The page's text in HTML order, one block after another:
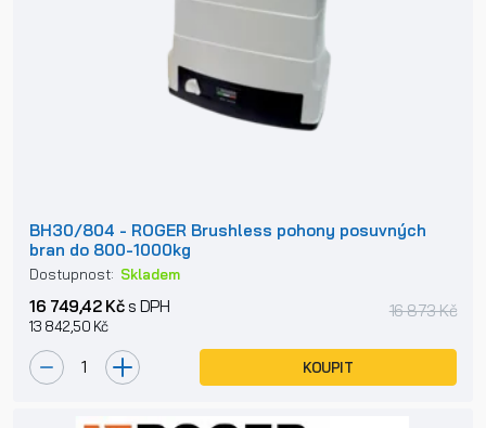
BH30/804 - ROGER Brushless pohony posuvných
bran do 800-1000kg
Dostupnost: Skladem
16 749,42 Kčs DPH
13 842,50 Kč
16 873 Kč
KOUPIT